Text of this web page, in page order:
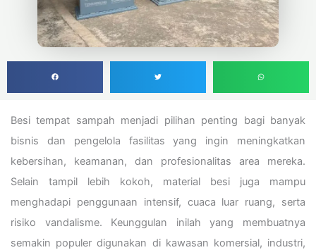
Besi tempat sampah menjadi pilihan penting bagi banyak
bisnis dan pengelola fasilitas yang ingin meningkatkan
kebersihan, keamanan, dan profesionalitas area mereka.
Selain tampil lebih kokoh, material besi juga mampu
menghadapi penggunaan intensif, cuaca luar ruang, serta
risiko vandalisme. Keunggulan inilah yang membuatnya
semakin populer digunakan di kawasan komersial, industri,